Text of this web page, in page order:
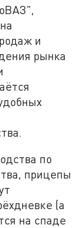
и
рынка
по
прицепы
(а
на спаде